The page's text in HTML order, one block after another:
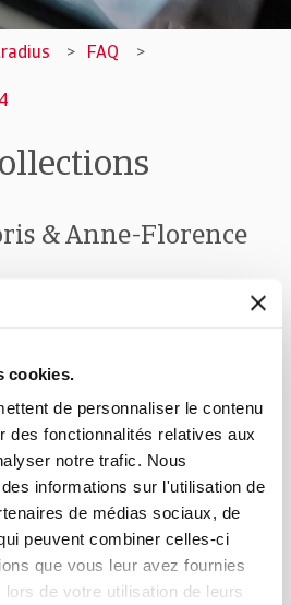
cookies.
de personnaliser le contenu
des fonctionnalités relatives aux
notre trafic. Nous
informations sur l'utilisation de
de médias sociaux, de
peuvent combiner celles-ci
que vous leur avez fournies
de votre utilisation de leurs
FAQ
& Anne-Florence
les solutions proposées par
?